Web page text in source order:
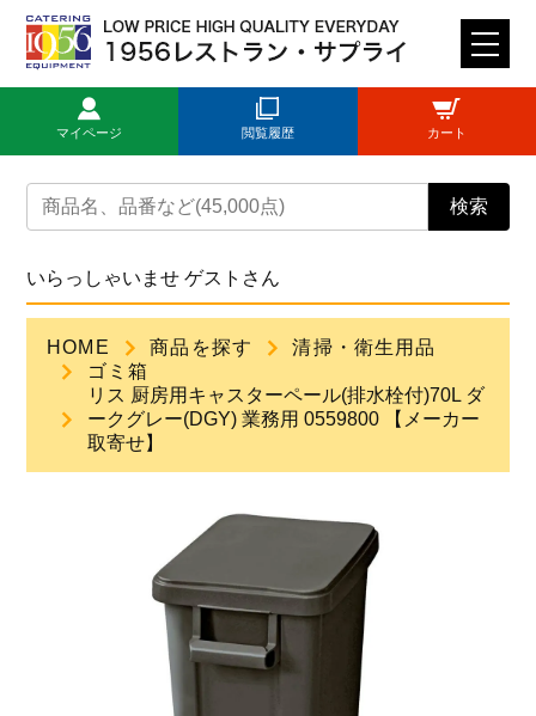
M
E
U
検索
マイページ 閲覧履歴 カート
トップページ
新規登録
商品一覧
ご利用ガイド
よくある質問
いらっしゃいませ ゲストさん
HOME 商品を探す
清掃・衛生用品
ゴミ箱
リス 厨房用キャスターペール(排水栓付)70L ダ
ークグレー(DGY) 業務用 0559800 【メーカー
取寄せ】